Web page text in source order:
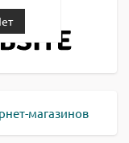
магазинов